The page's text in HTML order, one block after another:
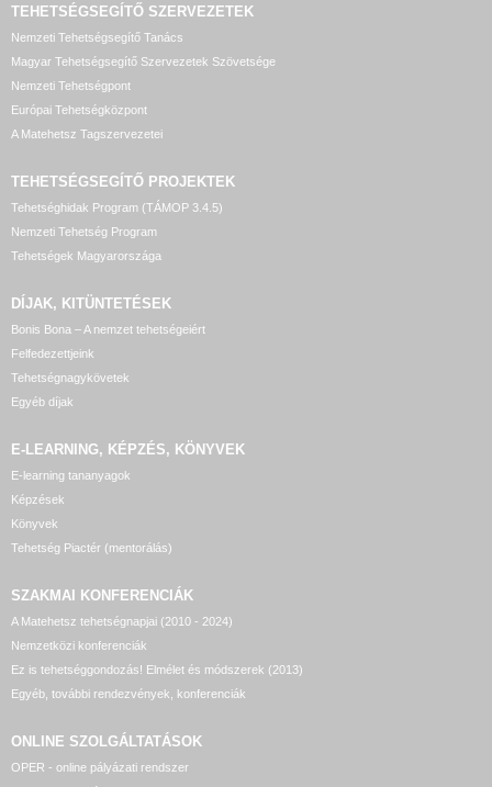
TEHETSÉGSEGÍTŐ SZERVEZETEK
Nemzeti Tehetségsegítő Tanács
Magyar Tehetségsegítő Szervezetek Szövetsége
Nemzeti Tehetségpont
Európai Tehetségközpont
A Matehetsz Tagszervezetei
TEHETSÉGSEGÍTŐ PROJEKTEK
Tehetséghidak Program (TÁMOP 3.4.5)
Nemzeti Tehetség Program
Tehetségek Magyarországa
DÍJAK, KITÜNTETÉSEK
Bonis Bona – A nemzet tehetségeiért
Felfedezettjeink
Tehetségnagykövetek
Egyéb díjak
E-LEARNING, KÉPZÉS, KÖNYVEK
E-learning tananyagok
Képzések
Könyvek
Tehetség Piactér (mentorálás)
SZAKMAI KONFERENCIÁK
A Matehetsz tehetségnapjai (2010 - 2024)
Nemzetközi konferenciák
Ez is tehetséggondozás! Elmélet és módszerek (2013)
Egyéb, további rendezvények, konferenciák
ONLINE SZOLGÁLTATÁSOK
OPER - online pályázati rendszer